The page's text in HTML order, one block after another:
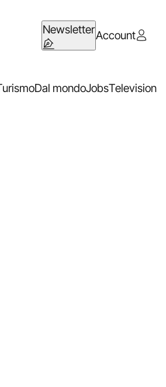
NewsletterAccount
Dal mondoJobsTelevision